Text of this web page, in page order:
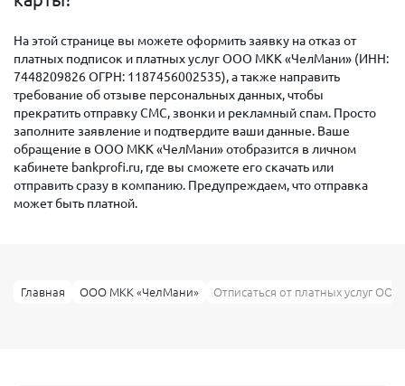
На этой странице вы можете оформить заявку на отказ от
платных подписок и платных услуг ООО МКК «ЧелМани» (ИНН:
7448209826 ОГРН: 1187456002535), а также направить
требование об отзыве персональных данных, чтобы
прекратить отправку СМС, звонки и рекламный спам. Просто
заполните заявление и подтвердите ваши данные. Ваше
обращение в ООО МКК «ЧелМани» отобразится в личном
кабинете bankprofi.ru, где вы сможете его скачать или
отправить сразу в компанию. Предупреждаем, что отправка
может быть платной.
Главная ООО МКК «ЧелМани» Отписаться от платных услуг